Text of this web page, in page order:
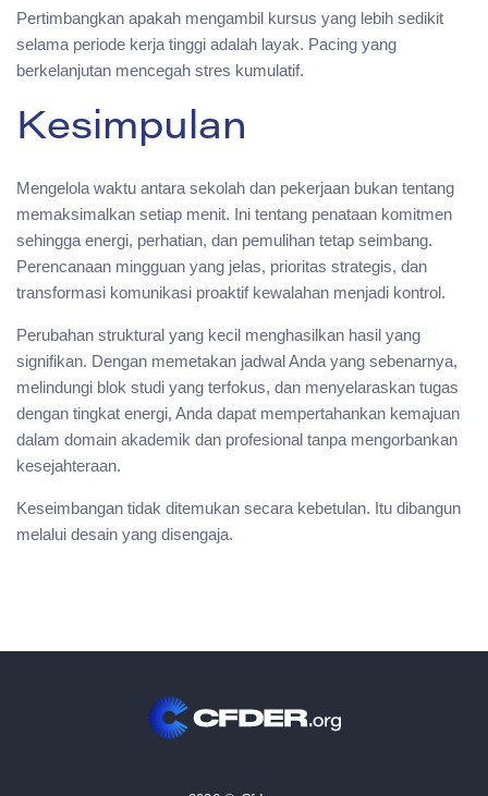
Pertimbangkan apakah mengambil kursus yang lebih sedikit
selama periode kerja tinggi adalah layak. Pacing yang
berkelanjutan mencegah stres kumulatif.
Kesimpulan
Mengelola waktu antara sekolah dan pekerjaan bukan tentang
memaksimalkan setiap menit. Ini tentang penataan komitmen
sehingga energi, perhatian, dan pemulihan tetap seimbang.
Perencanaan mingguan yang jelas, prioritas strategis, dan
transformasi komunikasi proaktif kewalahan menjadi kontrol.
Perubahan struktural yang kecil menghasilkan hasil yang
signifikan. Dengan memetakan jadwal Anda yang sebenarnya,
melindungi blok studi yang terfokus, dan menyelaraskan tugas
dengan tingkat energi, Anda dapat mempertahankan kemajuan
dalam domain akademik dan profesional tanpa mengorbankan
kesejahteraan.
Keseimbangan tidak ditemukan secara kebetulan. Itu dibangun
melalui desain yang disengaja.